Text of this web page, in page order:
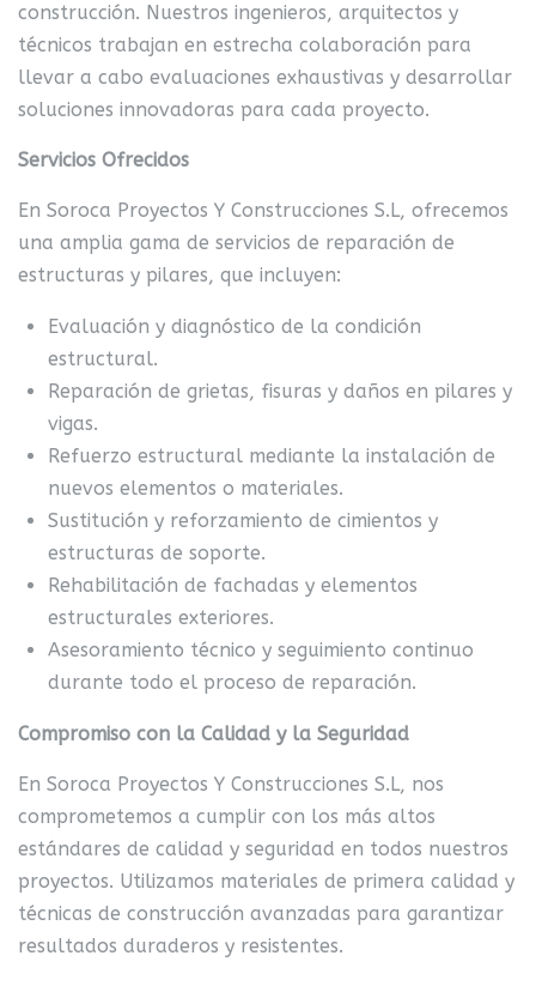
construcción. Nuestros ingenieros, arquitectos y
técnicos trabajan en estrecha colaboración para
llevar a cabo evaluaciones exhaustivas y desarrollar
soluciones innovadoras para cada proyecto.
Servicios Ofrecidos
En Soroca Proyectos Y Construcciones S.L, ofrecemos
una amplia gama de servicios de reparación de
estructuras y pilares, que incluyen:
Evaluación y diagnóstico de la condición
estructural.
Reparación de grietas, fisuras y daños en pilares y
vigas.
Refuerzo estructural mediante la instalación de
nuevos elementos o materiales.
Sustitución y reforzamiento de cimientos y
estructuras de soporte.
Rehabilitación de fachadas y elementos
estructurales exteriores.
Asesoramiento técnico y seguimiento continuo
durante todo el proceso de reparación.
Compromiso con la Calidad y la Seguridad
En Soroca Proyectos Y Construcciones S.L, nos
comprometemos a cumplir con los más altos
estándares de calidad y seguridad en todos nuestros
proyectos. Utilizamos materiales de primera calidad y
técnicas de construcción avanzadas para garantizar
resultados duraderos y resistentes.